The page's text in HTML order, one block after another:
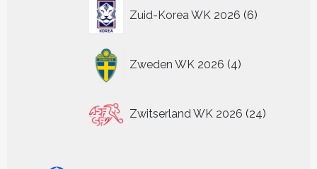
Zuid-Korea WK 2026 6
producten
Zweden WK 2026 4
producten
Zwitserland WK 2026 24
producten